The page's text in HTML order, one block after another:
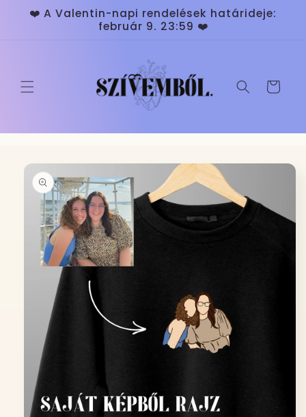
Ugrás a
tartalomhoz
❤️ A Valentin-napi rendelések határideje:
február 9. 23:59 ❤️
Kosár
és
a